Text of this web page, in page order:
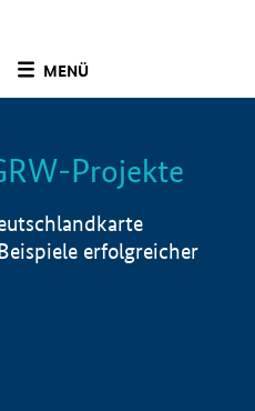
MENÜ
Info
Projekte
erfolgreicher